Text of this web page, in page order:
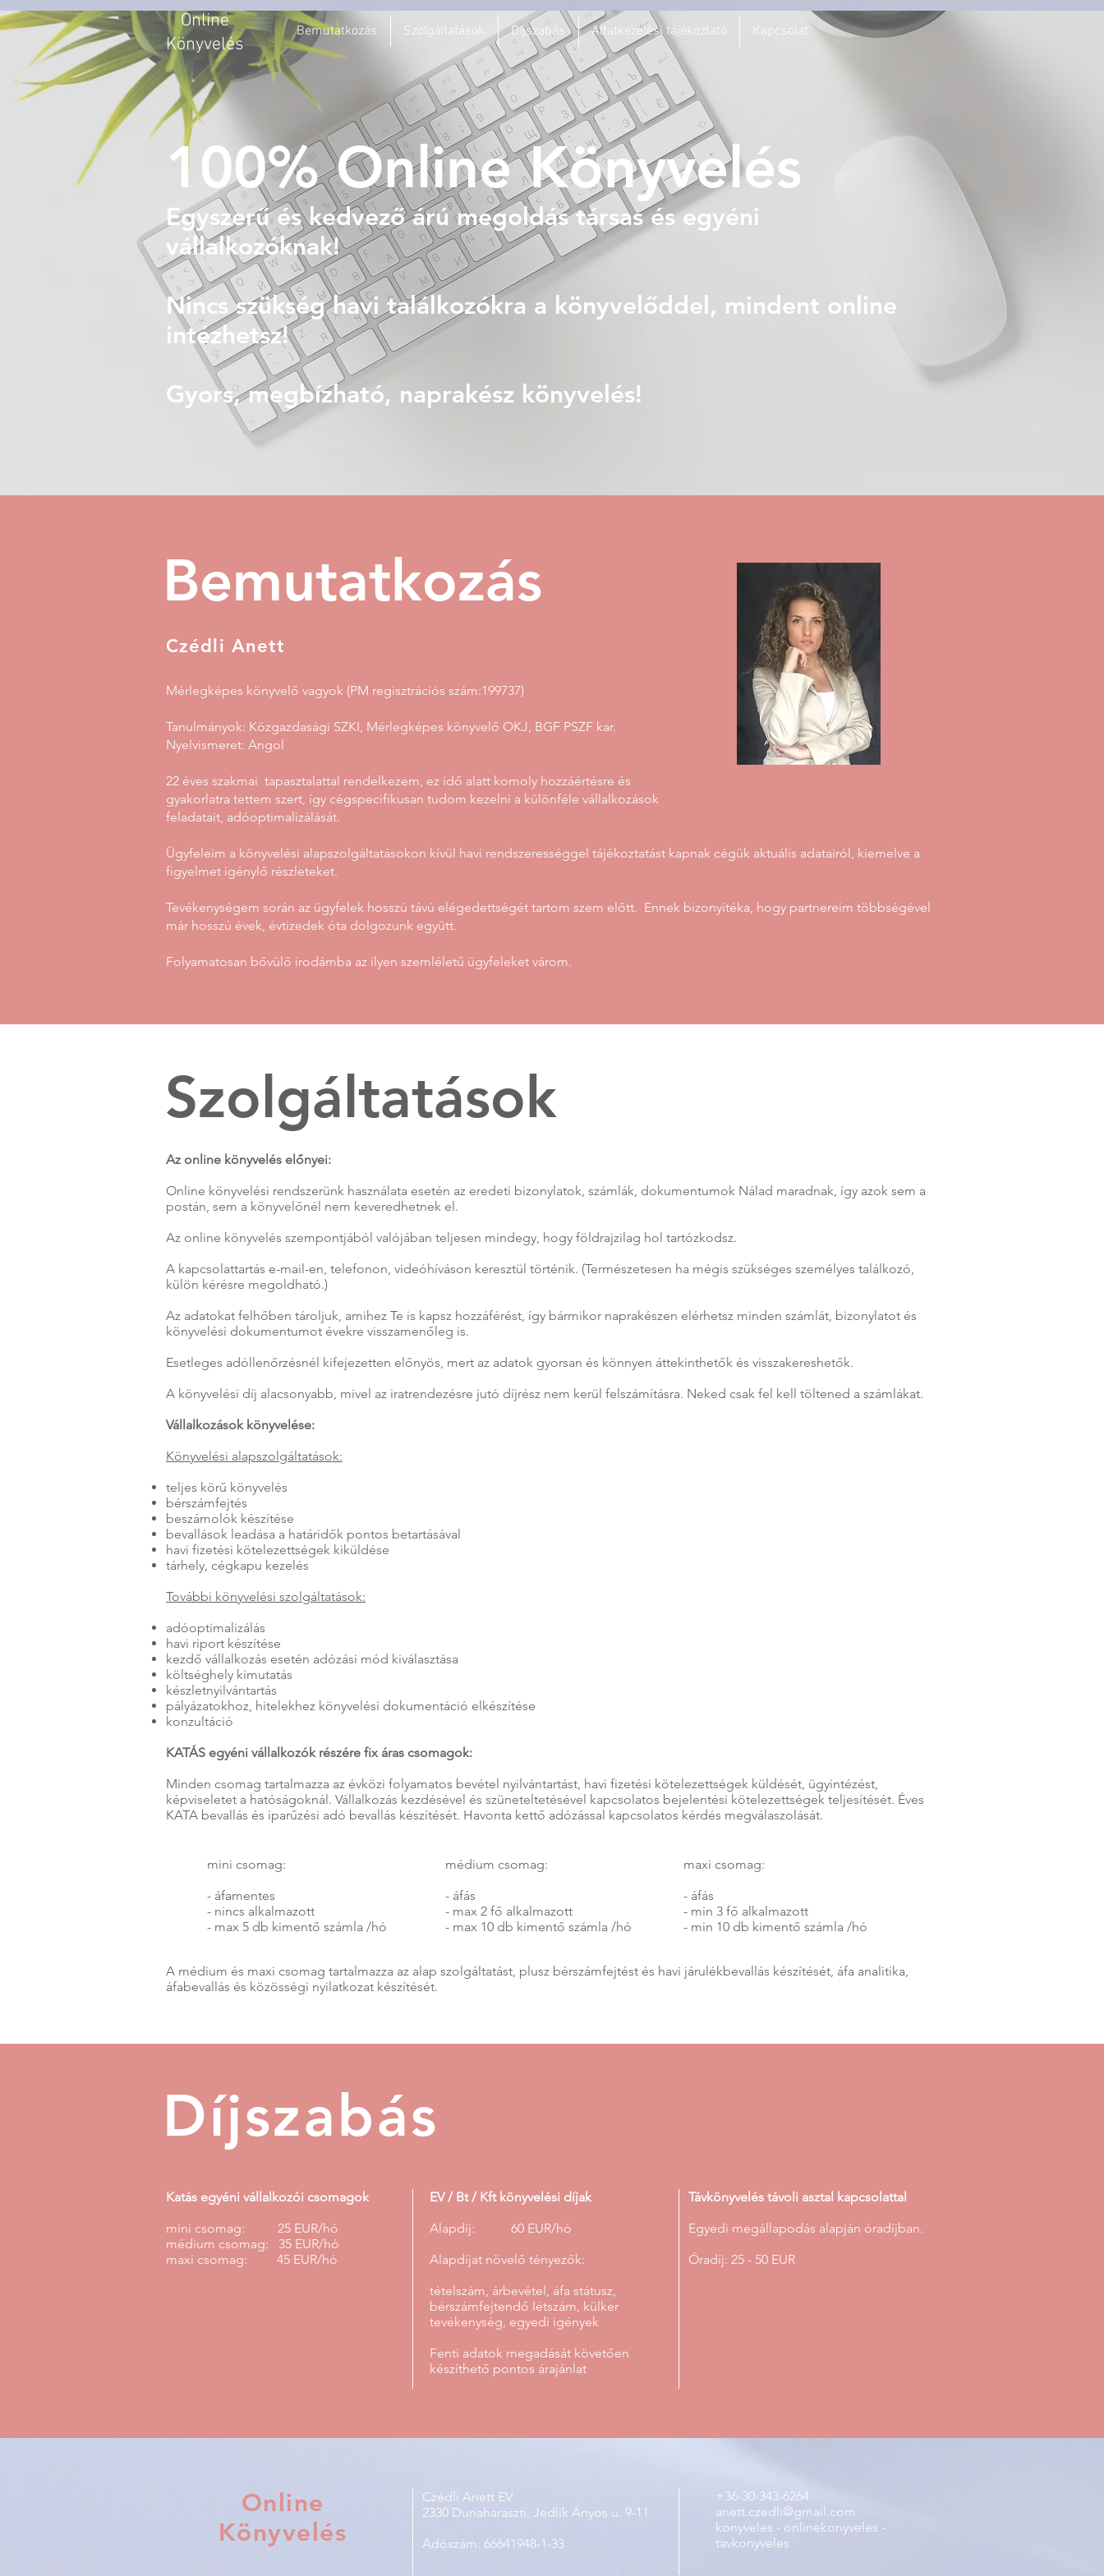
Bemutatkozás Szolgáltatások Díjszabás Adatkezelési tájékoztató Kapcsolat
Online
Könyvelés
100% Online Könyvelés
Egyszerű és kedvező árú megoldás társas és egyéni
vállalkozóknak!
Nincs szükség havi találkozókra a könyvelőddel, mindent online
intézhetsz!
Gyors, megbízható, naprakész könyvelés!
Bemutatkozás
Czédli Anett
Mérlegképes könyvelő vagyok (PM regisztrációs szám:199737)
Tanulmányok: Közgazdasági SZKI, Mérlegképes könyvelő OKJ, BGF PSZF kar.
Nyelvismeret: Angol
22 éves szakmai tapasztalattal rendelkezem, ez idő alatt komoly hozzáértésre és
gyakorlatra tettem szert, így cégspecifikusan tudom kezelni a különféle vállalkozások
feladatait, adóoptimalizálását.
Ügyfeleim a könyvelési alapszolgáltatásokon kívül havi rendszerességgel tájékoztatást kapnak cégük aktuális adatairól, kiemelve a
figyelmet igénylő részleteket.
Tevékenységem során az ügyfelek hosszú távú elégedettségét tartom szem előtt. Ennek bizonyítéka, hogy partnereim többségével
már hosszú évek, évtizedek óta dolgozunk együtt.
Folyamatosan bővülő irodámba az ilyen szemléletű ügyfeleket várom.
Szolgáltatások
Az online könyvelés előnyei:
Online könyvelési rendszerünk használata esetén az eredeti bizonylatok, számlák, dokumentumok Nálad maradnak, így azok sem a
postán, sem a könyvelőnél nem keveredhetnek el.
Az online könyvelés szempontjából valójában teljesen mindegy, hogy földrajzilag hol tartózkodsz.
A kapcsolattartás e-mail-en, telefonon, videóhíváson keresztül történik. (Természetesen ha mégis szükséges személyes találkozó,
külön kérésre megoldható.)
Az adatokat felhőben tároljuk, amihez Te is kapsz hozzáférést, így bármikor naprakészen elérhetsz minden számlát, bizonylatot és
könyvelési dokumentumot évekre visszamenőleg is.
Esetleges adóllenőrzésnél kifejezetten előnyös, mert az adatok gyorsan és könnyen áttekinthetők és visszakereshetők.
A könyvelési díj alacsonyabb, mivel az iratrendezésre jutó díjrész nem kerül felszámításra. Neked csak fel kell töltened a számlákat.
Vállalkozások könyvelése:
Könyvelési alapszolgáltatások:
teljes körű könyvelés
bérszámfejtés
beszámolók készítése
bevallások leadása a határidők pontos betartásával
havi fizetési kötelezettségek kiküldése
tárhely, cégkapu kezelés
További könyvelési szolgáltatások:
adóoptimalizálás
havi riport készítése
kezdő vállalkozás esetén adózási mód kiválasztása
költséghely kimutatás
készletnyilvántartás
pályázatokhoz, hitelekhez könyvelési dokumentáció elkészítése
konzultáció
KATÁS egyéni vállalkozók részére fix áras csomagok:
Minden csomag tartalmazza az évközi folyamatos bevétel nyilvántartást, havi fizetési kötelezettségek küldését, ügyintézést,
képviseletet a hatóságoknál. Vállalkozás kezdésével és szüneteltetésével kapcsolatos bejelentési kötelezettségek teljesítését. Éves
KATA bevallás és iparűzési adó bevallás készítését. Havonta kettő adózással kapcsolatos kérdés megválaszolását.
mini csomag:
- áfamentes
- nincs alkalmazott
- max 5 db kimentő számla /hó
médium csomag:
- áfás
- max 2 fő alkalmazott
- max 10 db kimentő számla /hó
maxi csomag:
- áfás
- min 3 fő alkalmazott
- min 10 db kimentő számla /hó
A médium és maxi csomag tartalmazza az alap szolgáltatást, plusz bérszámfejtést és havi járulékbevallás készítését, áfa analitika,
áfabevallás és közösségi nyilatkozat készítését.
Díjszabás
Katás egyéni vállalkozói csomagok
mini csomag: 25 EUR/hó
médium csomag: 35 EUR/hó
maxi csomag: 45 EUR/hó
EV / Bt / Kft könyvelési díjak
Alapdíj: 60 EUR/hó
Alapdíjat növelő tényezők:
tételszám, árbevétel, áfa státusz,
bérszámfejtendő létszám, külker
tevékenység, egyedi igények
Fenti adatok megadását követően
készíthető pontos árajánlat
Távkönyvelés távoli asztal kapcsolattal
Egyedi megállapodás alapján óradíjban.
Óradíj: 25 - 50 EUR
Online
Könyvelés
Czédli Anett EV
2330 Dunaharaszti, Jedlik Ányos u. 9-11.
Adószám: 66641948-1-33
+36-30-343-6264
anett.czedli@gmail.com
konyveles - onlinekonyveles -
tavkonyveles